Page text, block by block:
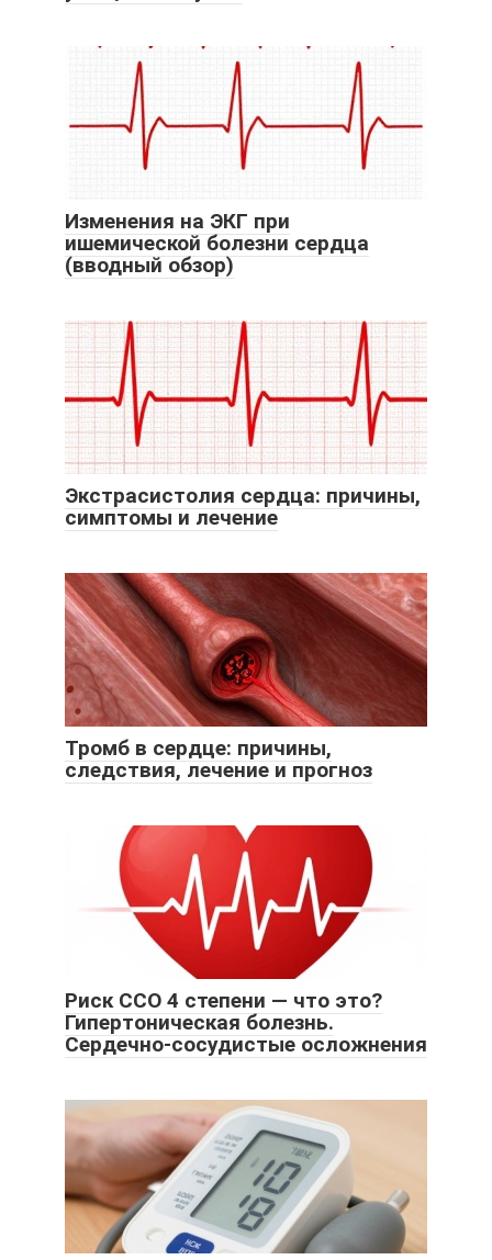
Изменения на ЭКГ при
ишемической болезни сердца
(вводный обзор)
Экстрасистолия сердца: причины,
симптомы и лечение
Тромб в сердце: причины,
следствия, лечение и прогноз
Риск ССО 4 степени — что это?
Гипертоническая болезнь.
Сердечно-сосудистые осложнения